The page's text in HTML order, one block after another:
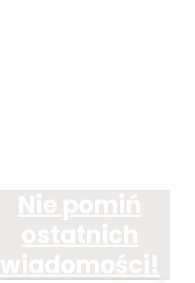
Nie pomiń
ostatnich
wiadomości!